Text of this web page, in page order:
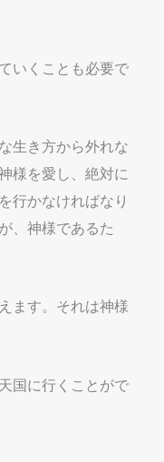
いくことも必要で
生き方から外れな
様を愛し、絶対に
行かなければなり
、神様であるた
ます。それは神様
国に行くことがで